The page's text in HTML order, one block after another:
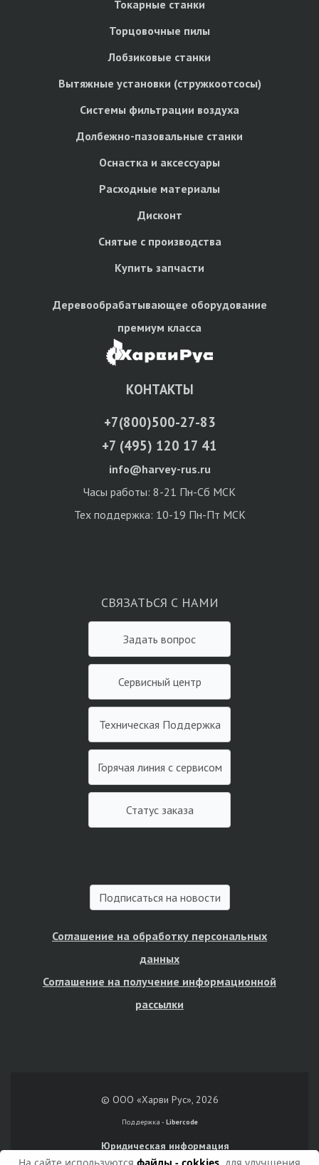
Токарные станки
Торцовочные пилы
Лобзиковые станки
Вытяжные установки (стружкоотсосы)
Системы фильтрации воздуха
Долбежно-пазовальные станки
Оснастка и аксессуары
Расходные материалы
Дисконт
Снятые с производства
Купить запчасти
Деревообрабатывающее оборудование
премиум класса
КОНТАКТЫ
+7(800)500-27-83
+7 (495) 120 17 41
info@harvey-rus.ru
Часы работы: 8-21 Пн-Сб МСК
Тех поддержка: 10-19 Пн-Пт МСК
СВЯЗАТЬСЯ С НАМИ
Задать вопрос
Сервисный центр
Техническая Поддержка
Горячая линия с сервисом
Статус заказа
Подписаться на новости
Соглашение на обработку персональных
данных
Соглашение на получение информационной
рассылки
© ООО «Харви Рус», 2026
Поддержка - Libercode
Юридическая информация